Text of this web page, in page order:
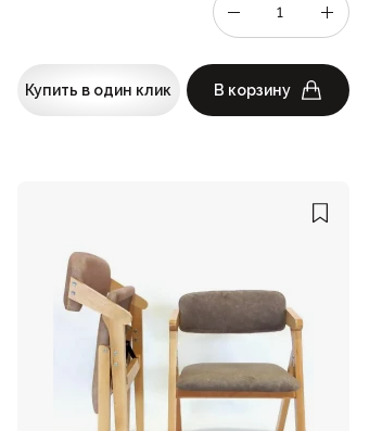
Купить в один клик В корзину